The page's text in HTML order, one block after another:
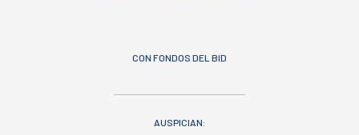
CON FONDOS DEL BID
AUSPICIAN: